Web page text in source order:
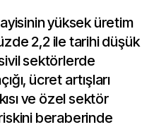
yüksek üretim
2,2 ile tarihi düşük
sektörlerde
ücret artışları
ve özel sektör
riskini beraberinde